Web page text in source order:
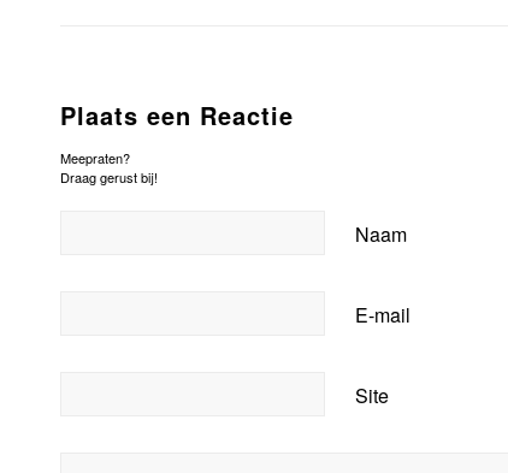
Plaats een Reactie
Meepraten?
Draag gerust bij!
Naam
E-mail
Site